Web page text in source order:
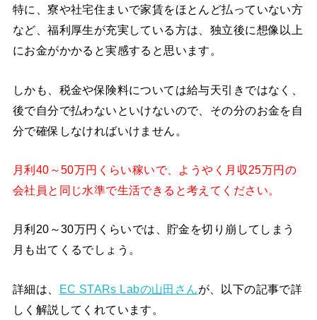
特に、寮や社宅住まいで家賃をほとんど払っていない方
など、福利厚生が充実している方は、独立後に想像以上
にお金がかかると実感すると思います。
しかも、税金や保険料については給与天引きではなく、
後で自分で払わないといけないので、その分のお金を自
分で確保しなければいけません。
月利40～50万円くらい稼いで、ようやく月収25万円の
会社員と同じ水準で生活できると考えてください。
月利20～30万円くらいでは、貯金を切り崩してしまう
月も出てくるでしょう。
詳細は、 EC STARs Labの山田さんが、以下の記事で詳
しく解説してくれています。